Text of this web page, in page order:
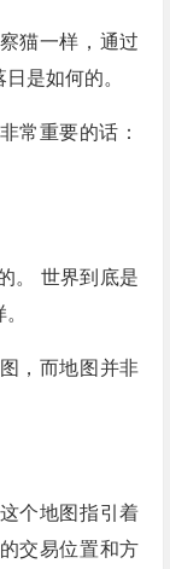
猫一样，通过
是如何的。
常重要的话：
。 世界到底是
，而地图并非
个地图指引着
交易位置和方